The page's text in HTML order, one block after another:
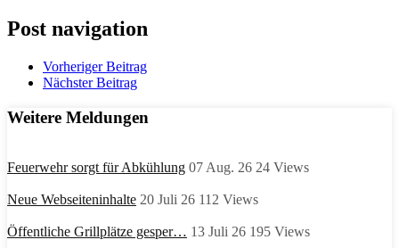
Post navigation
Vorheriger Beitrag
Nächster Beitrag
Weitere Meldungen
Feuerwehr sorgt für Abkühlung 07 Aug. 26 24 Views
Neue Webseiteninhalte 20 Juli 26 112 Views
Öffentliche Grillplätze gesper… 13 Juli 26 195 Views